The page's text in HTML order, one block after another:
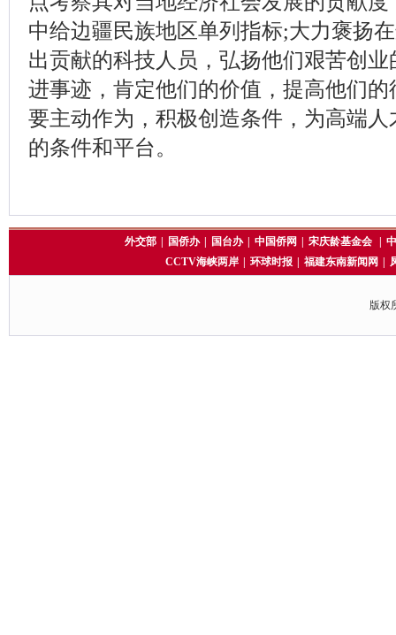
中给边疆民族地区单列指标;大力褒扬
出贡献的科技人员，弘扬他们艰苦创
进事迹，肯定他们的价值，提高他们
要主动作为，积极创造条件，为高端
的条件和平台。
外交部 国侨办 国台办 中国侨网 宋庆龄基金会
CCTV海峡两岸
环球时报 福建东南新闻网
版权